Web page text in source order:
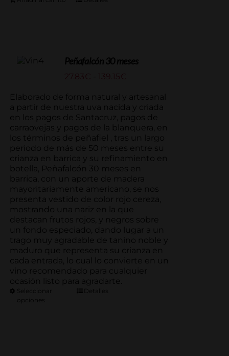
Peñafalcón 30 meses
27.83€ 139.15€
precios:
desde
27.83€
hasta
139.15€
Elaborado de forma natural y artesanal
a partir de nuestra uva nacida y criada
en los pagos de Santacruz, pagos de
carraovejas y pagos de la blanquera, en
los términos de peñafiel , tras un largo
periodo de más de 50 meses entre su
crianza en barrica y su refinamiento en
botella, Peñafalcón 30 meses en
barrica, con un aporte de madera
mayoritariamente americano, se nos
presenta vestido de color rojo cereza,
mostrando una nariz en la que
destacan frutos rojos, y negros sobre
un fondo especiado, dando lugar a un
trago muy agradable de tanino noble y
maduro que representa su crianza en
cada entrada, lo cual lo convierte en un
vino recomendado para cualquier
ocasión listo para agradarte.
Seleccionar
opciones
Detalles